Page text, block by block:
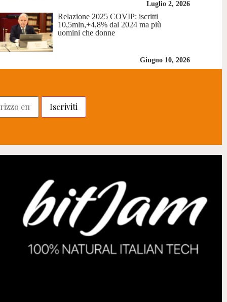
Luglio 2, 2026
Relazione 2025 COVIP: iscritti
10,5mln,+4,8% dal 2024 ma più
uomini che donne
Giugno 10, 2026